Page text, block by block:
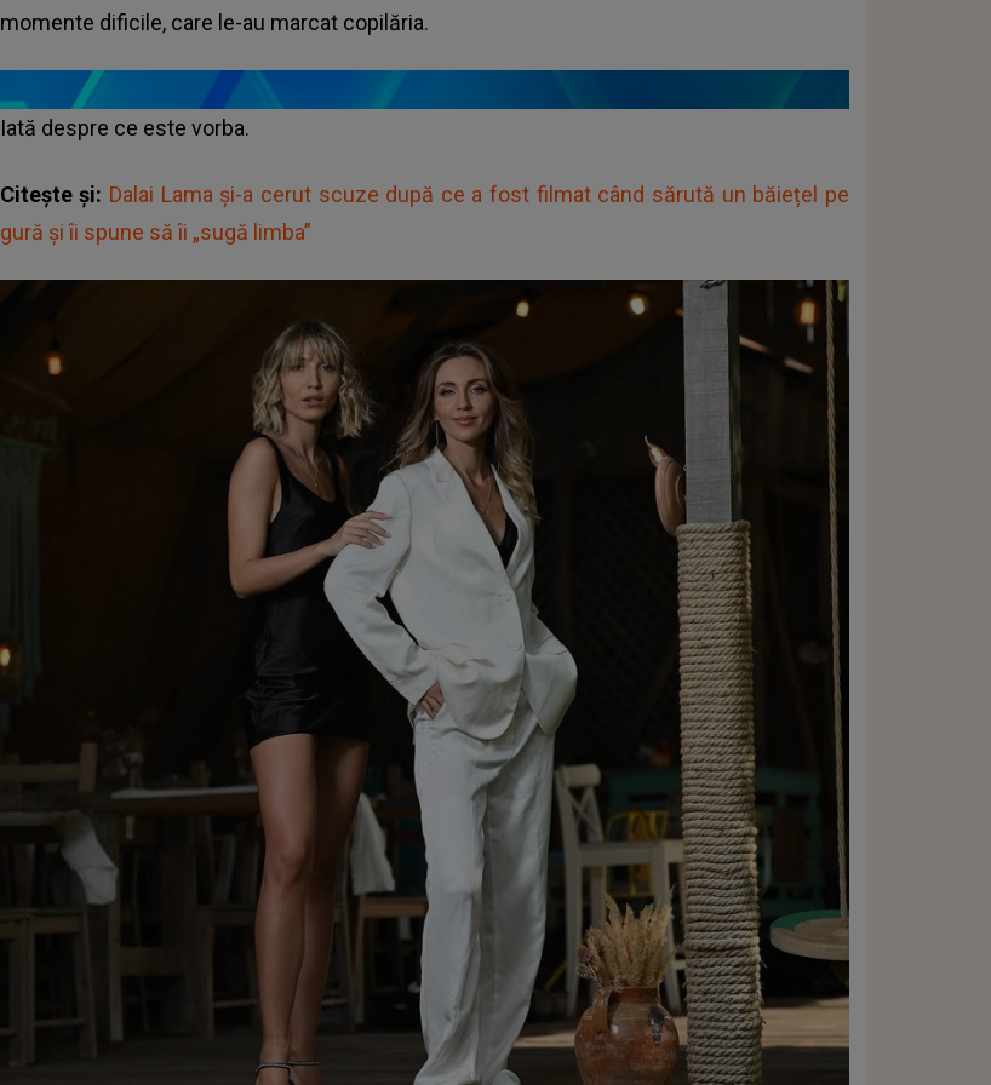
momente dificile, care le-au marcat copilăria.
Iată despre ce este vorba.
Citește și: Dalai Lama și-a cerut scuze după ce a fost filmat când sărută un băiețel pe
gură și îi spune să îi „sugă limba”